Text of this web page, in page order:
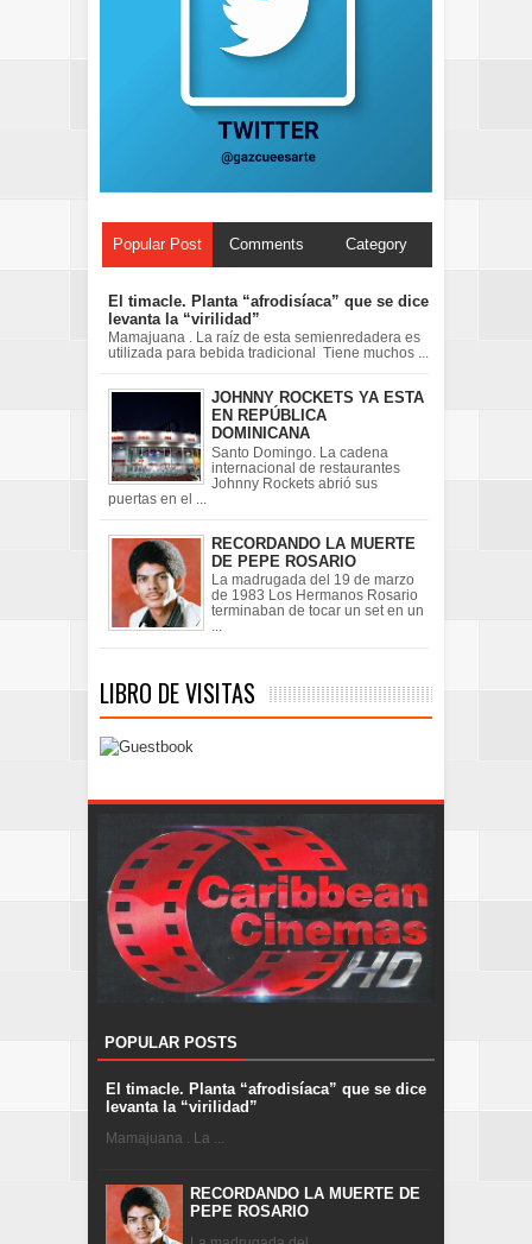
Popular Post Comments Category
El timacle. Planta “afrodisíaca” que se dice
levanta la “virilidad”
Mamajuana . La raíz de esta semienredadera es
utilizada para bebida tradicional Tiene muchos ...
JOHNNY ROCKETS YA ESTA
EN REPÚBLICA
DOMINICANA
Santo Domingo. La cadena
internacional de restaurantes
Johnny Rockets abrió sus
puertas en el ...
RECORDANDO LA MUERTE
DE PEPE ROSARIO
La madrugada del 19 de marzo
de 1983 Los Hermanos Rosario
terminaban de tocar un set en un
...
LIBRO DE VISITAS
POPULAR POSTS
El timacle. Planta “afrodisíaca” que se dice
levanta la “virilidad”
Mamajuana . La ...
RECORDANDO LA MUERTE DE
PEPE ROSARIO